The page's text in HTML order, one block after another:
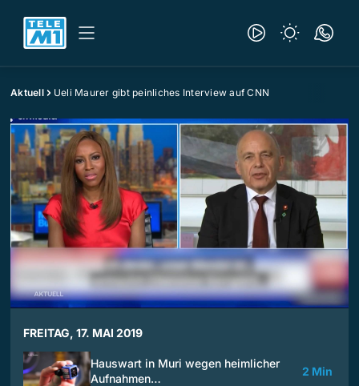
Aktuell Ueli Maurer gibt peinliches Interview auf CNN
FREITAG, 17. MAI 2019
Hauswart in Muri wegen heimlicher
Aufnahmen…
2 Min